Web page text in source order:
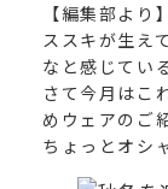
【編集部より
ススキが生え
なと感じてい
さて今月はこ
めウェアのご
ちょっとオシ